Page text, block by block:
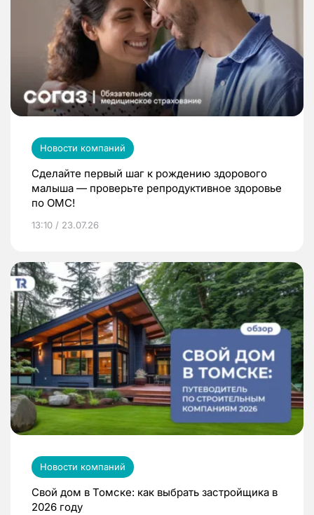
Новости компаний
Сделайте первый шаг к рождению здорового
малыша — проверьте репродуктивное здоровье
по ОМС!
13:10 / 23.07.26
Новости компаний
Свой дом в Томске: как выбрать застройщика в
2026 году